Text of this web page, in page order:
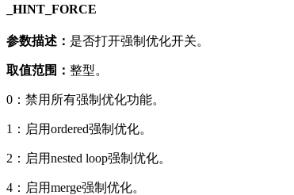
_HINT_FORCE
参数描述： 是否打开强制优化开关。
取值范围： 整型。
0：禁用所有强制优化功能。
1：启用ordered强制优化。
2：启用nested loop强制优化。
4：启用merge强制优化。